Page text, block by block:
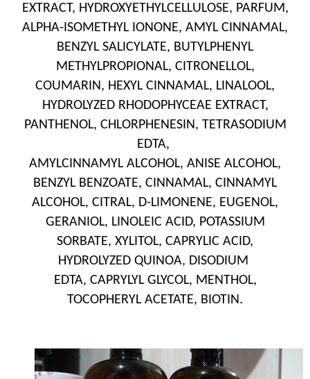
EXTRACT, HYDROXYETHYLCELLULOSE, PARFUM,
ALPHA-ISOMETHYL IONONE, AMYL CINNAMAL,
BENZYL SALICYLATE, BUTYLPHENYL
METHYLPROPIONAL, CITRONELLOL,
COUMARIN, HEXYL CINNAMAL, LINALOOL,
HYDROLYZED RHODOPHYCEAE EXTRACT,
PANTHENOL, CHLORPHENESIN, TETRASODIUM
EDTA,
AMYLCINNAMYL ALCOHOL, ANISE ALCOHOL,
BENZYL BENZOATE, CINNAMAL, CINNAMYL
ALCOHOL, CITRAL, D-LIMONENE, EUGENOL,
GERANIOL, LINOLEIC ACID, POTASSIUM
SORBATE, XYLITOL, CAPRYLIC ACID,
HYDROLYZED QUINOA, DISODIUM
EDTA, CAPRYLYL GLYCOL, MENTHOL,
TOCOPHERYL ACETATE, BIOTIN.